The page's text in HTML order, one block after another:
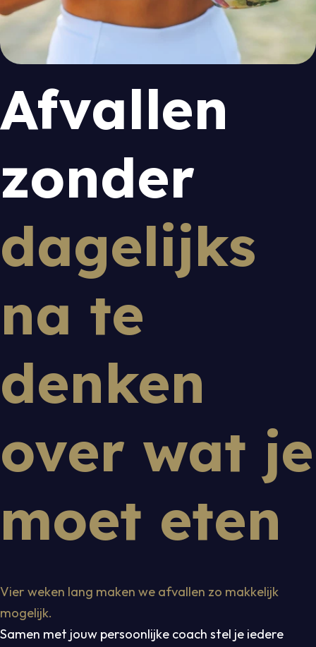
Afvallen
zonder
dagelijks
na te
denken
over wat je
moet eten
Vier weken lang maken we afvallen zo makkelijk
mogelijk.
Samen met jouw persoonlijke coach stel je iedere